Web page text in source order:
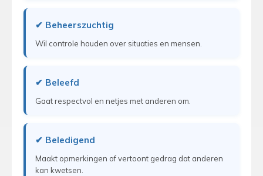
✔ Beheerszuchtig
Wil controle houden over situaties en mensen.
✔ Beleefd
Gaat respectvol en netjes met anderen om.
✔ Beledigend
Maakt opmerkingen of vertoont gedrag dat anderen
kan kwetsen.